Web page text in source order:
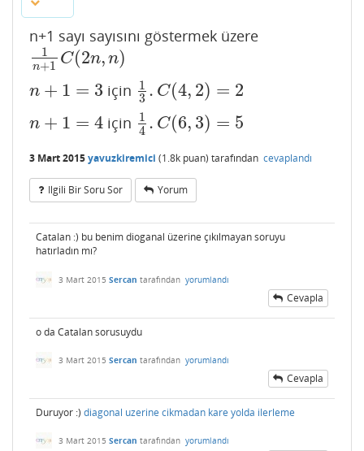
n+1 sayı sayısını göstermek üzere
1
n+1 C(2n, n)
1n+1C(2n,n)
n + 1 = 3
n+1= 3 için
1
3 . C(4, 2) = 2
13. C(4,2) =2
n + 1 = 4
n+1= 4 için
1
4 . C(6, 3) = 5
14. C(6,3) =5
3 Mart 2015yavuzkiremici (1.8k puan) tarafından cevaplandı
Ilgili Bir Soru Sor Yorum
Catalan :) bu benim dioganal üzerine çıkılmayan soruyu
hatırladın mı?
3 Mart 2015 Sercan tarafından yorumlandı
Cevapla
o da Catalan sorusuydu
3 Mart 2015 Sercan tarafından yorumlandı
Cevapla
Duruyor :) diagonal uzerine cikmadan kare yolda ilerleme
3 Mart 2015 Sercan tarafından yorumlandı